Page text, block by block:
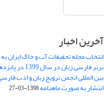
آخرین اخبار
انتخاب مجله تحقیقات آب و خاک ایران
برتر فارسی زبان
بین المللی انجمن ترویج زبان و ادب
انتشار به صورت ماهنامه1398-03-27